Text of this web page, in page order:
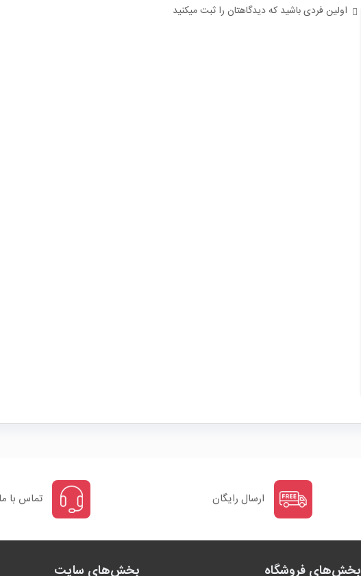
اولین فردی باشید که دیدگاهتان را ثبت میکنید
ارسال رایگان تماس با ما
بخش‌های فروشگاه بخش‌های سایت